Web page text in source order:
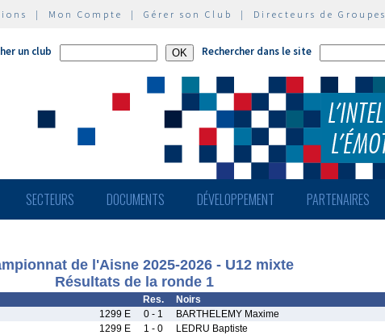
| Mon Compte | Gérer son Club | Directeurs de Groupes
un club Rechercher dans le site
SECTEURS DOCUMENTS DÉVELOPPEMENT PARTENAIRES
de l'Aisne 2025-2026 - U12 mixte
Résultats de la ronde 1
Res. Noirs
1299 E 0 - 1 BARTHELEMY Maxime
1299 E 1 - 0 LEDRU Baptiste